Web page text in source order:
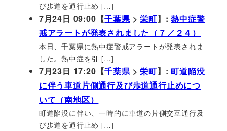
び歩道を通行止め […]
7月24日 09:00【千葉県>栄町】:熱中症警
戒アラートが発表されました（７／２４）
本日、千葉県に熱中症警戒アラートが発表されま
した。熱中症を引 […]
7月23日 17:20【千葉県>栄町】:町道陥没
に伴う車道片側通行及び歩道通行止めにつ
いて（南地区）
町道陥没に伴い、一時的に車道の片側交互通行及
び歩道を通行止め […]